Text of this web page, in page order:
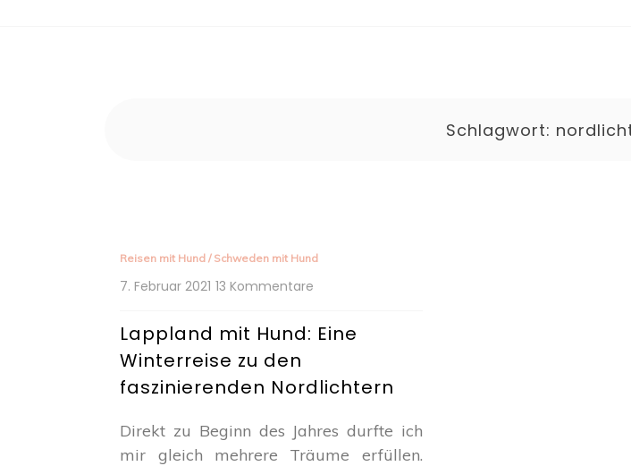
Schlagwort:
Reisen mit Hund / Schweden mit Hund
7. Februar 2021 13 Kommentare
mit
Hund:
Winterreise
zu
faszinierenden
Nordlichtern
Lappland mit Hund: Eine
Winterreise zu den
faszinierenden Nordlichtern
Direkt zu Beginn des Jahres durfte ich
mir gleich mehrere Träume erfüllen.